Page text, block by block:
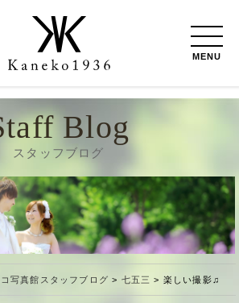
MENU
Blog
スタッフブログ
写真館スタッフブログ > 七五三 > 楽しい撮影♫